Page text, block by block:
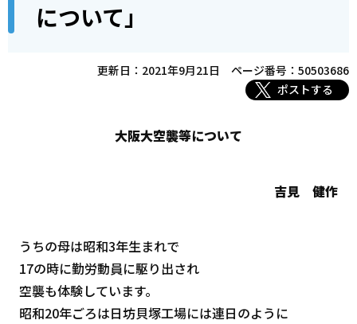
頭
について」
更新日：2021年9月21日
ページ番号：50503686
ポストする
大阪大空襲等について
吉見 健作
うちの母は昭和3年生まれで
17の時に勤労動員に駆り出され
空襲も体験しています。
昭和20年ごろは日坊貝塚工場には連日のように